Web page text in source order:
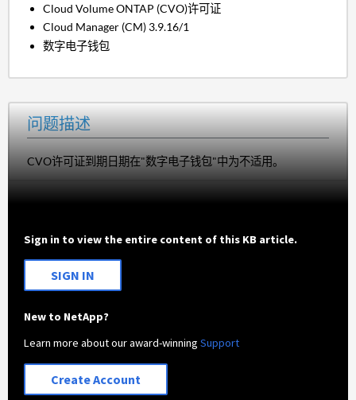
Cloud Volume ONTAP (CVO)许可证
Cloud Manager (CM) 3.9.16/1
数字电子钱包
问题描述
CVO许可证到期日期在"数字电子钱包"中为不适用。
Sign in to view the entire content of this KB article.
SIGN IN
New to NetApp?
Learn more about our award-winningSupport
Create Account